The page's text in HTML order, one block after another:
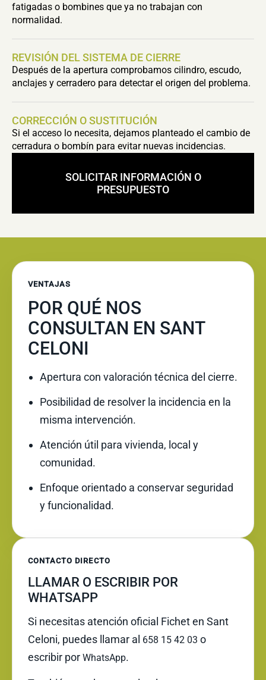
fatigadas o bombines que ya no trabajan con
normalidad.
REVISIÓN DEL SISTEMA DE CIERRE
Después de la apertura comprobamos cilindro, escudo,
anclajes y cerradero para detectar el origen del problema.
CORRECCIÓN O SUSTITUCIÓN
Si el acceso lo necesita, dejamos planteado el cambio de
cerradura o bombín para evitar nuevas incidencias.
SOLICITAR INFORMACIÓN O
PRESUPUESTO
VENTAJAS
POR QUÉ NOS
CONSULTAN EN SANT
CELONI
Apertura con valoración técnica del cierre.
Posibilidad de resolver la incidencia en la
misma intervención.
Atención útil para vivienda, local y
comunidad.
Enfoque orientado a conservar seguridad
y funcionalidad.
CONTACTO DIRECTO
LLAMAR O ESCRIBIR POR
WHATSAPP
Si necesitas atención oficial Fichet en Sant
Celoni, puedes llamar al 658 15 42 03 o
escribir por WhatsApp.